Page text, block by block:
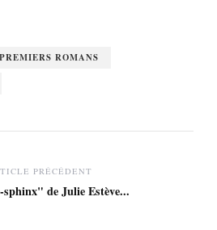
PREMIERS ROMANS
PRÉCÉDENT
de Julie Estève...